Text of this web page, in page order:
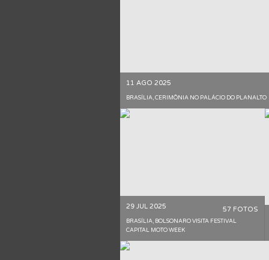
11 AGO 2025
BRASÍLIA, CERIMÔNIA NO PALÁCIO DO PLANALTO
29 JUL 2025
BRASÍLIA, BOLSONARO VISITA FESTIVAL
CAPITAL MOTO WEEK
57 FOTOS